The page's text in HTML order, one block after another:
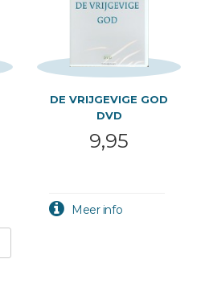
DE VRIJGEVIGE GOD
DVD
9,95